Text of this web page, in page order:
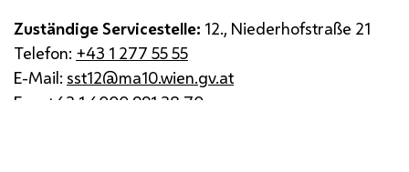
Zuständige Servicestelle: 12., Niederhofstraße 21
Telefon: +43 1 277 55 55
E-Mail: sst12@ma10.wien.gv.at
Fax:
+43 1 4000 991 38 70